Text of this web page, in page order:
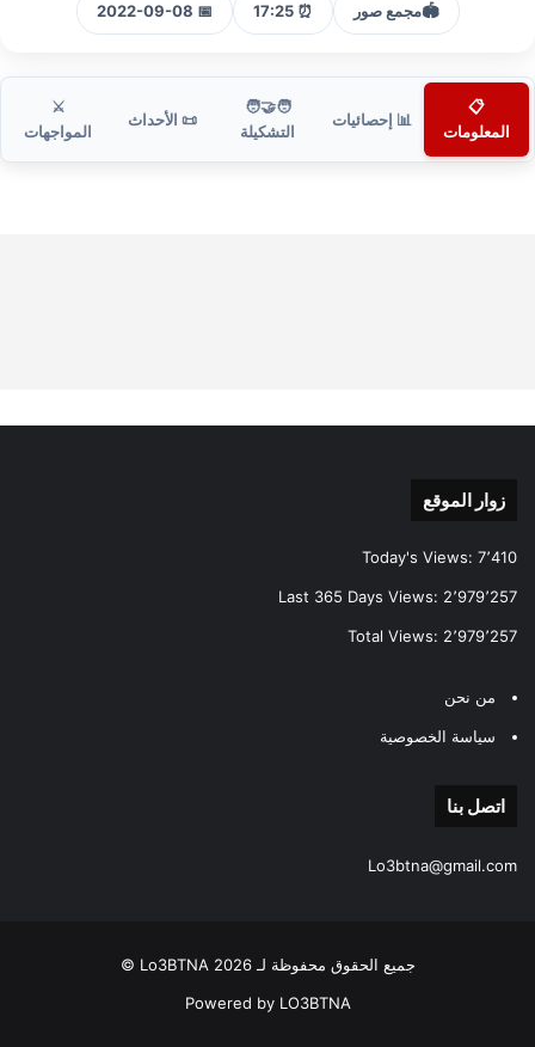
🏟️مجمع صور ⏰ 17:25
📅 2022-09-08
📋
المعلومات
📊 إحصائيات
🧑‍🤝‍🧑
التشكيلة
📜 الأحداث
⚔️
المواجهات
زوار الموقع
Today's Views: 7٬410
Last 365 Days Views: 2٬979٬257
Total Views: 2٬979٬257
من نحن
سياسة الخصوصية
اتصل بنا
Lo3btna@gmail.com
جميع الحقوق محفوظة لـ Lo3BTNA 2026 ©
Powered by LO3BTNA